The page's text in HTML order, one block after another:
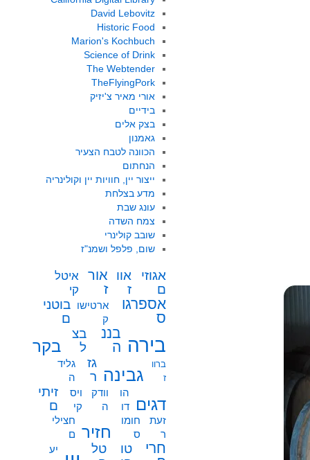
David Lebovitz
Historic Food
Marion's Kochbuch
Science of Drink
The Webtender
TheFlyingPork
אורי מאיר צ'יזיק
בידיים
בצק אלים
גאמנון
הכוונה לטבח הצעיר
הנחתום
ייצור יין, חוויות יין וקולינריה
מדע בצלחת
עונג שבת
צמח השדה
שובב קולינרי
שום, פלפל ושמנ"ז
אגוזי
ם
אוו
ז
אור
ז
איטל
קי
אספרגו
ס
ארטישו
ק
בוטני
ם
בירה
בננ
ה
בצ
ל
בקר
ברוו
ז
גבינה
גז
ר
גליד
ה
דגים
הו
דו
וודק
ה
ויס
קי
זיתי
ם
זעת
ר
חומו
ס
חזיר
חצילי
ם
חרי
טו
טל
יע